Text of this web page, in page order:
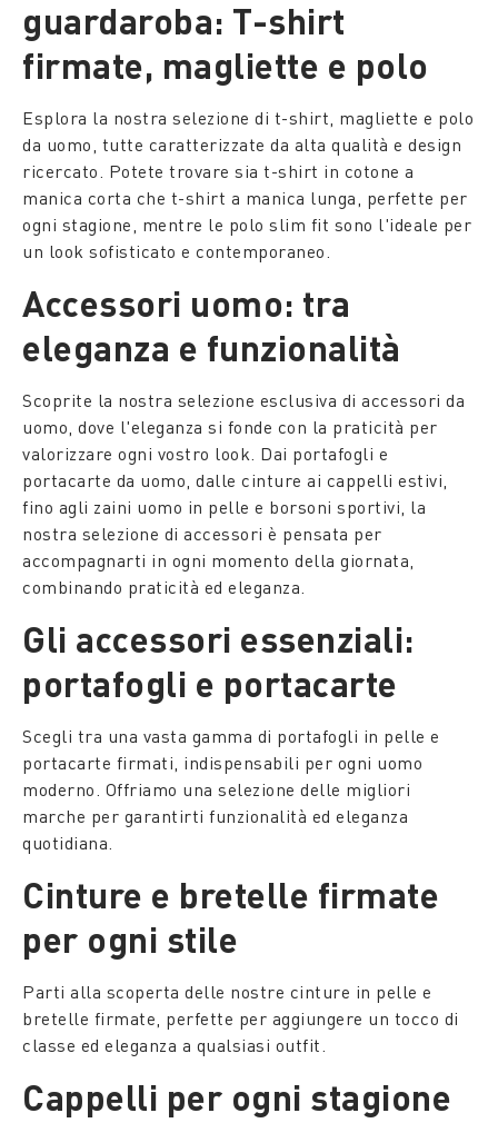
guardaroba: T-shirt
firmate, magliette e polo
Esplora la nostra selezione di t-shirt, magliette e polo
da uomo, tutte caratterizzate da alta qualità e design
ricercato. Potete trovare sia t-shirt in cotone a
manica corta che t-shirt a manica lunga, perfette per
ogni stagione, mentre le polo slim fit sono l'ideale per
un look sofisticato e contemporaneo.
Accessori uomo: tra
eleganza e funzionalità
Scoprite la nostra selezione esclusiva di accessori da
uomo, dove l'eleganza si fonde con la praticità per
valorizzare ogni vostro look. Dai portafogli e
portacarte da uomo, dalle cinture ai cappelli estivi,
fino agli zaini uomo in pelle e borsoni sportivi, la
nostra selezione di accessori è pensata per
accompagnarti in ogni momento della giornata,
combinando praticità ed eleganza.
Gli accessori essenziali:
portafogli e portacarte
Scegli tra una vasta gamma di portafogli in pelle e
portacarte firmati, indispensabili per ogni uomo
moderno. Offriamo una selezione delle migliori
marche per garantirti funzionalità ed eleganza
quotidiana.
Cinture e bretelle firmate
per ogni stile
Parti alla scoperta delle nostre cinture in pelle e
bretelle firmate, perfette per aggiungere un tocco di
classe ed eleganza a qualsiasi outfit.
Cappelli per ogni stagione